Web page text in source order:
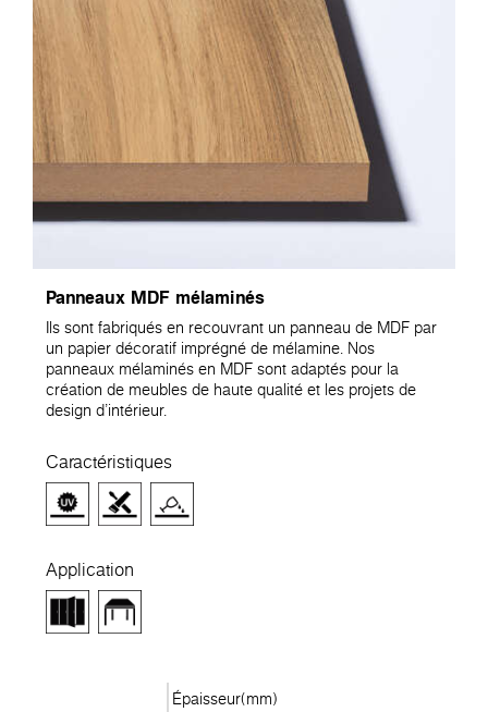
Panneaux MDF mélaminés
Ils sont fabriqués en recouvrant un panneau de MDF par
un papier décoratif imprégné de mélamine. Nos
panneaux mélaminés en MDF sont adaptés pour la
création de meubles de haute qualité et les projets de
design d'intérieur.
Caractéristiques
Application
Épaisseur(mm)